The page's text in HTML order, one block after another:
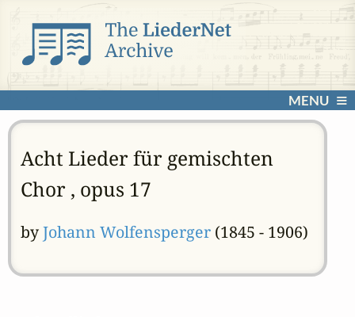
MENU
Acht Lieder für gemischten
Chor , opus 17
byJohann Wolfensperger(1845 - 1906)